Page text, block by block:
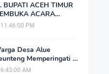
BUPATI ACEH TIMUR
ACARA
PANITIA
TANAH
11:46:00 PM
Desa Alue
Memperingati 1
Dengan Do'a
6:43:00 AM